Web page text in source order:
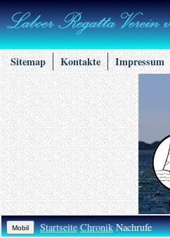
Sitemap Kontakte Impressum
Startseite ChronikNachrufe